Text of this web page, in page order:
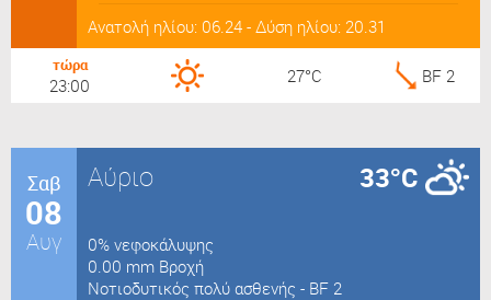
Ανατολή ηλίου: 06.24 - Δύση ηλίου: 20.31
τώρα
23:00 27°C BF 2
Σαβ
08
Αυγ
Αύριο 33°C
0% νεφοκάλυψης
0.00 mm Βροχή
Νοτιοδυτικός πολύ ασθενής - BF 2